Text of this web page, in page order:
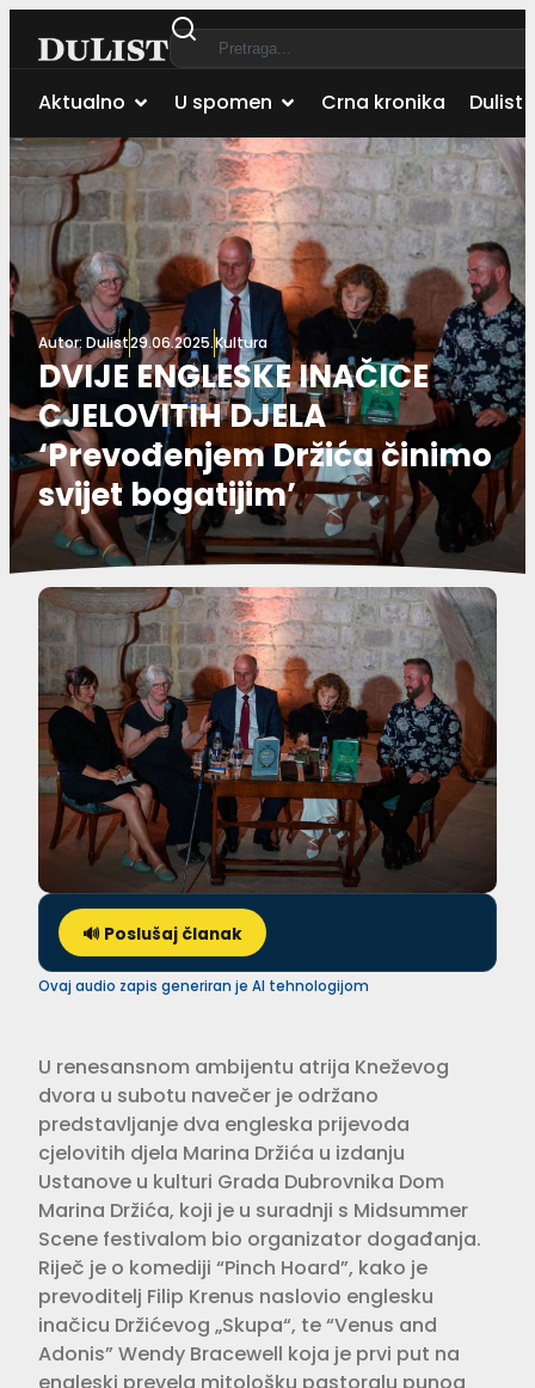
Aktualno U spomen Crna kronika Dulist
Autor: Dulist29.06.2025.Kultura
DVIJE ENGLESKE INAČICE
CJELOVITIH DJELA
‘Prevođenjem Držića činimo
svijet bogatijim’
🔊 Poslušaj članak
Ovaj audio zapis generiran je AI tehnologijom
U renesansnom ambijentu atrija Kneževog
dvora u subotu navečer je održano
predstavljanje dva engleska prijevoda
cjelovitih djela Marina Držića u izdanju
Ustanove u kulturi Grada Dubrovnika Dom
Marina Držića, koji je u suradnji s Midsummer
Scene festivalom bio organizator događanja.
Riječ je o komediji “Pinch Hoard”, kako je
prevoditelj Filip Krenus naslovio englesku
inačicu Držićevog „Skupa“, te “Venus and
Adonis” Wendy Bracewell koja je prvi put na